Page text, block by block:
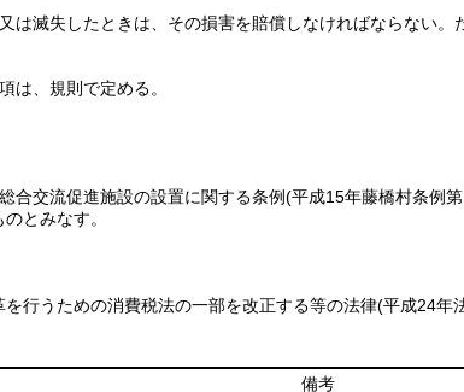
滅失したときは、その損害を賠償しなければならない。
は、規則で定める。
合交流促進施設の設置に関する条例(平成15年藤橋村条例
とみなす。
行うための消費税法の一部を改正する等の法律(平成24年
備考